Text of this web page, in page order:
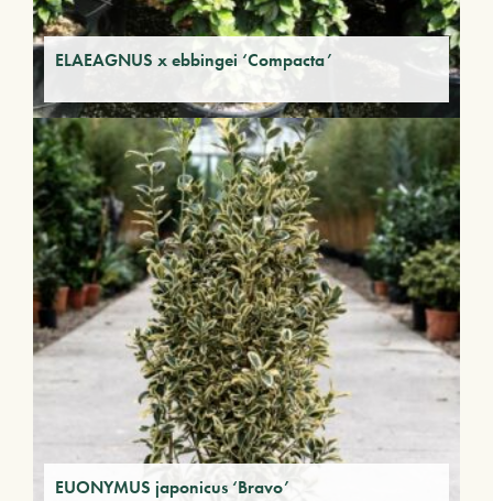
ELAEAGNUS x ebbingei ‘Compacta’
EUONYMUS japonicus ‘Bravo’